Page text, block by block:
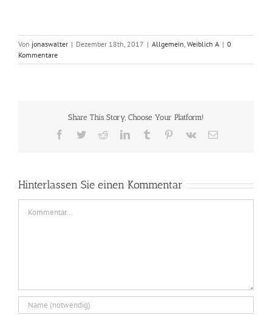
Von jonaswalter | Dezember 18th, 2017 | Allgemein, Weiblich A | 0
Kommentare
Share This Story, Choose Your Platform!
Facebook
TwitterRedditLinkedInTumblr Pinterest
Vk
E-
Hinterlassen Sie einen Kommentar